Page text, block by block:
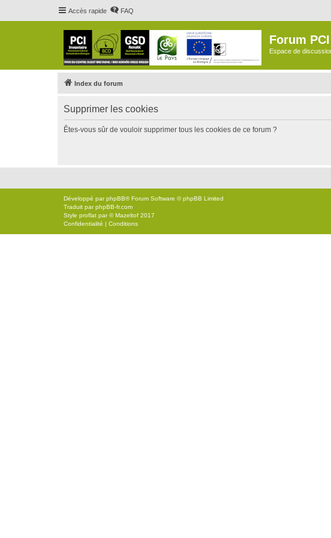
Accès rapide FAQ
Forum PCI
Espace de
Index du forum
Supprimer les cookies
Êtes-vous sûr de vouloir supprimer tous les cookies de ce forum ?
Développé parphpBB® Forum Software © phpBB Limited
Traduit parphpBB-fr.com
Style proflat par ©Mazeltof 2017
Confidentialité | Conditions